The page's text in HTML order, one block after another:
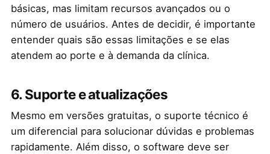
básicas, mas limitam recursos avançados ou o
número de usuários. Antes de decidir, é importante
entender quais são essas limitações e se elas
atendem ao porte e à demanda da clínica.
6. Suporte e atualizações
Mesmo em versões gratuitas, o suporte técnico é
um diferencial para solucionar dúvidas e problemas
rapidamente. Além disso, o software deve ser